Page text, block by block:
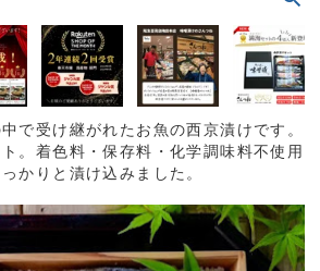
で受け継がれたお魚の西京漬けです。
。着色料・保存料・化学調味料不使用
かりと漬け込みました。